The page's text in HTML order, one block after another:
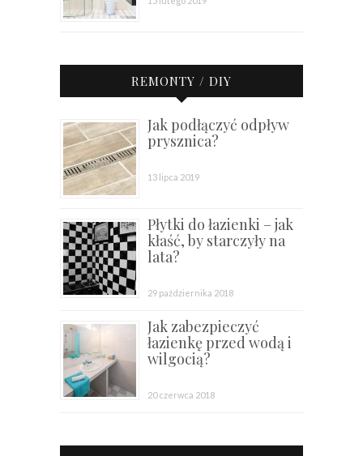
REMONTY / DIY
Jak podłączyć odpływ
prysznica?
13 lipca 2019
Płytki do łazienki – jak
kłaść, by starczyły na
lata?
29 października 2018
Jak zabezpieczyć
łazienkę przed wodą i
wilgocią?
20 czerwca 2018